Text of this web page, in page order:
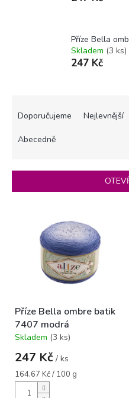
Příze Bella
Skladem (3 ks)
247 Kč
e
r
Doporučujeme Nejlevnější
Abecedně
d
u
k
ů
Příze Bella ombre batik
7407 modrá
Průměrné
hodnocení
produktu
je
5,0
Skladem (3 ks)
247 Kč / ks
Měrná
cena:
164,67 Kč / 100 g